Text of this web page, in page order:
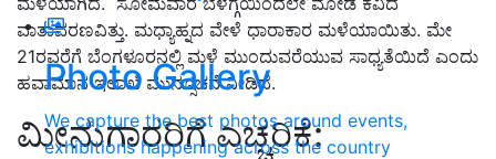
Photo Gallery
We capture the best photos around events,
exhibitions happening across the country
ವಾತಾವರಣವಿತ್ತು. ಮಧ್ಯಾಹ್ನದ ವೇಳೆ ಧಾರಾಕಾರ ಮಳೆಯಾಯಿತು. ಮೇ
21ರವರೆಗೆ ಬೆಂಗಳೂರನಲ್ಲಿ ಮಳೆ ಮುಂದುವರೆಯುವ ಸಾಧ್ಯತೆಯಿದೆ ಎಂದು
ಹವಾಮಾನ ಇಲಾಖೆ ಮುನ್ಸೂಚನೆ ನೀಡಿದೆ.
ಮೀನುಗಾರರಿಗೆ ಎಚ್ಚರಿಕೆ: